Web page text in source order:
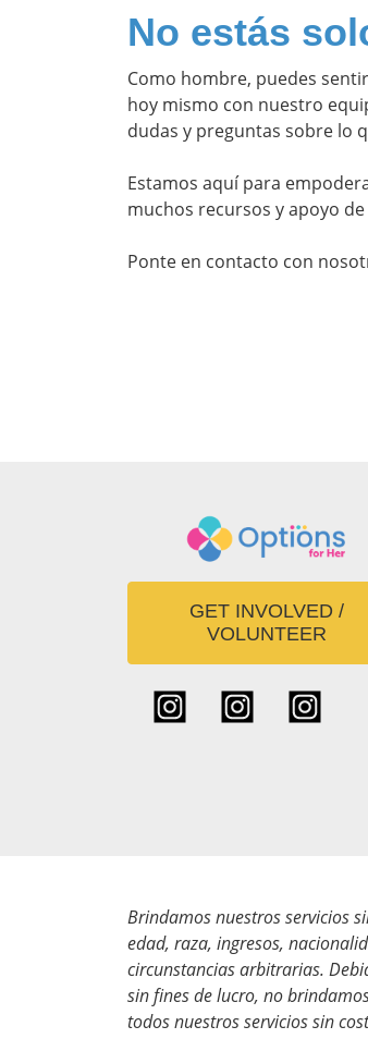
No estás
Como hombre, puedes
hoy mismo con nuestro
dudas y preguntas sobre lo
Estamos aquí para
muchos recursos y apoyo
Ponte en contacto con
GET INVOLVED /
VOLUNTEER
Brindamos nuestros servicios
edad, raza, ingresos,
circunstancias arbitrarias.
sin fines de lucro, no
todos nuestros servicios sin